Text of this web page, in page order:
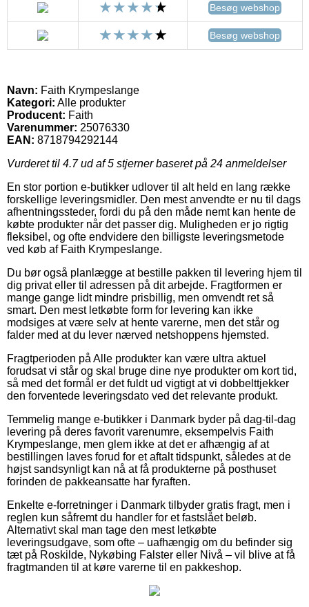
Besøg webshop
Besøg webshop
Navn: Faith Krympeslange
Kategori: Alle produkter
Producent: Faith
Varenummer: 25076330
EAN: 8718794292144
Vurderet til 4.7ud af 5 stjerner baseret på 24 anmeldelser
En stor portion e-butikker udlover til alt held en lang række
forskellige leveringsmidler. Den mest anvendte er nu til dags
afhentningssteder, fordi du på den måde nemt kan hente de
købte produkter når det passer dig. Muligheden er jo rigtig
fleksibel, og ofte endvidere den billigste leveringsmetode
ved køb af Faith Krympeslange.
Du bør også planlægge at bestille pakken til levering hjem til
dig privat eller til adressen på dit arbejde. Fragtformen er
mange gange lidt mindre prisbillig, men omvendt ret så
smart. Den mest letkøbte form for levering kan ikke
modsiges at være selv at hente varerne, men det står og
falder med at du lever nærved netshoppens hjemsted.
Fragtperioden på Alle produkter kan være ultra aktuel
forudsat vi står og skal bruge dine nye produkter om kort tid,
så med det formål er det fuldt ud vigtigt at vi dobbelttjekker
den forventede leveringsdato ved det relevante produkt.
Temmelig mange e-butikker i Danmark byder på dag-til-dag
levering på deres favorit varenumre, eksempelvis Faith
Krympeslange, men glem ikke at det er afhængig af at
bestillingen laves forud for et aftalt tidspunkt, således at de
højst sandsynligt kan nå at få produkterne på posthuset
forinden de pakkeansatte har fyraften.
Enkelte e-forretninger i Danmark tilbyder gratis fragt, men i
reglen kun såfremt du handler for et fastslået beløb.
Alternativt skal man tage den mest letkøbte
leveringsudgave, som ofte – uafhængig om du befinder sig
tæt på Roskilde, Nykøbing Falster eller Nivå – vil blive at få
fragtmanden til at køre varerne til en pakkeshop.